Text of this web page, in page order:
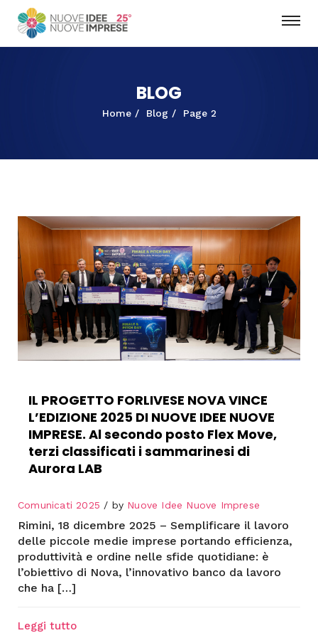
BLOG
Home Blog Page 2
IL PROGETTO FORLIVESE NOVA VINCE
L’EDIZIONE 2025 DI NUOVE IDEE NUOVE
IMPRESE. Al secondo posto Flex Move,
terzi classificati i sammarinesi di
Aurora LAB
Comunicati 2025 by Nuove Idee Nuove Imprese
Rimini, 18 dicembre 2025 – Semplificare il lavoro
delle piccole medie imprese portando efficienza,
produttività e ordine nelle sfide quotidiane: è
l’obiettivo di Nova, l’innovativo banco da lavoro
che ha […]
Leggi tutto